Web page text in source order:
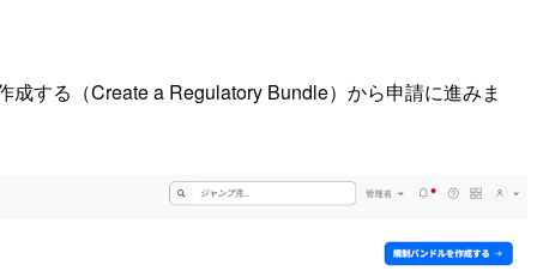
する（Create a Regulatory Bundle）から申請に進みま